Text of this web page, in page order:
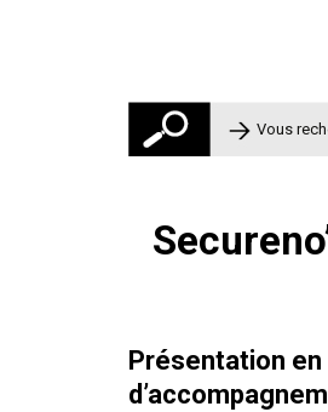
Rechercher
Présentation en